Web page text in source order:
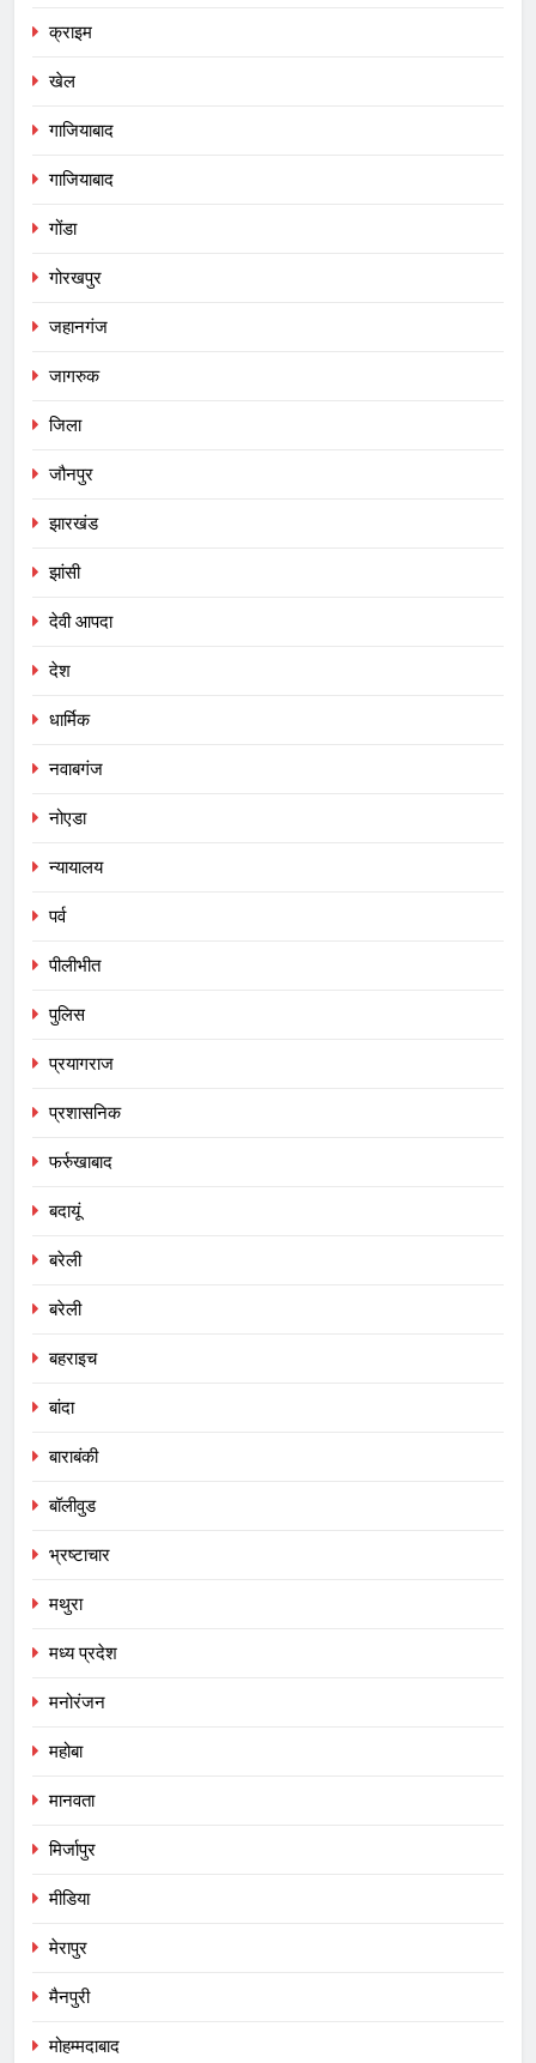
क्राइम
खेल
गाजियाबाद
गाजियाबाद
गोंडा
गोरखपुर
जहानगंज
जागरुक
जिला
जौनपुर
झारखंड
झांसी
देवी आपदा
देश
धार्मिक
नवाबगंज
नोएडा
न्यायालय
पर्व
पीलीभीत
पुलिस
प्रयागराज
प्रशासनिक
फर्रुखाबाद
बदायूं
बरेली
बरेली
बहराइच
बांदा
बाराबंकी
बॉलीवुड
भ्रष्टाचार
मथुरा
मध्य प्रदेश
मनोरंजन
महोबा
मानवता
मिर्जापुर
मीडिया
मेरापुर
मैनपुरी
मोहम्मदाबाद